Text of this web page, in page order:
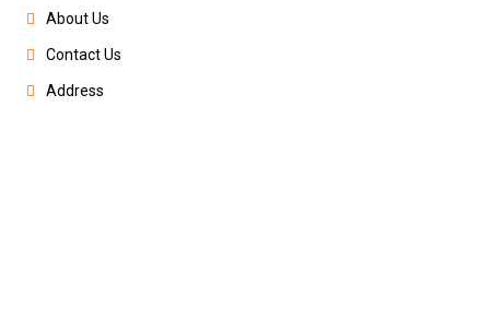
About Us
Contact Us
Address